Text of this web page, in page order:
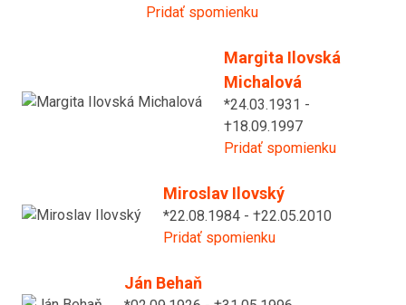
Pridať spomienku
Margita Ilovská
Michalová
*24.03.1931 -
†18.09.1997
Pridať spomienku
Miroslav Ilovský
*22.08.1984 - †22.05.2010
Pridať spomienku
Ján Behaň